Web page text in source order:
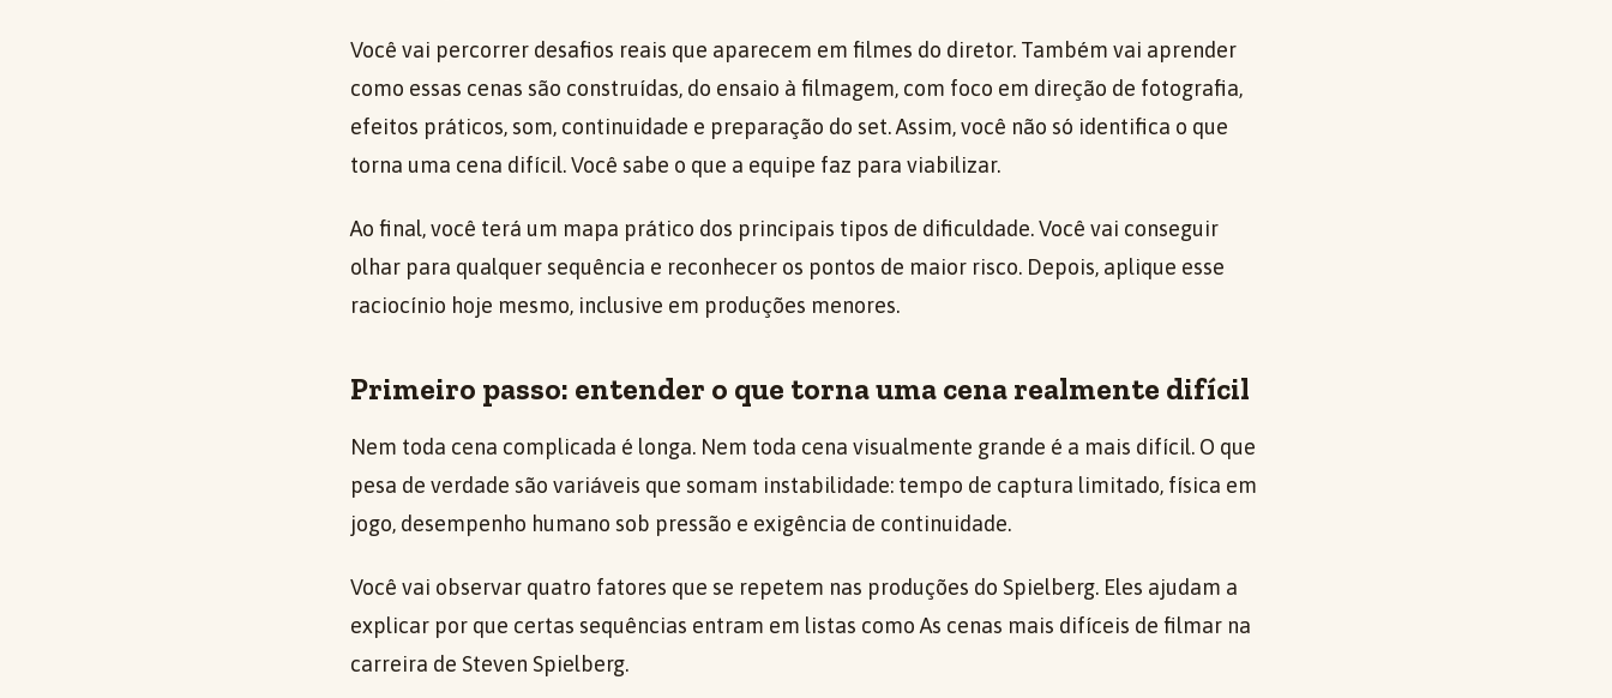
Você vai percorrer desafios reais que aparecem em filmes do diretor. Também vai aprender
como essas cenas são construídas, do ensaio à filmagem, com foco em direção de fotografia,
efeitos práticos, som, continuidade e preparação do set. Assim, você não só identifica o que
torna uma cena difícil. Você sabe o que a equipe faz para viabilizar.
Ao final, você terá um mapa prático dos principais tipos de dificuldade. Você vai conseguir
olhar para qualquer sequência e reconhecer os pontos de maior risco. Depois, aplique esse
raciocínio hoje mesmo, inclusive em produções menores.
Primeiro passo: entender o que torna uma cena realmente difícil
Nem toda cena complicada é longa. Nem toda cena visualmente grande é a mais difícil. O que
pesa de verdade são variáveis que somam instabilidade: tempo de captura limitado, física em
jogo, desempenho humano sob pressão e exigência de continuidade.
Você vai observar quatro fatores que se repetem nas produções do Spielberg. Eles ajudam a
explicar por que certas sequências entram em listas como As cenas mais difíceis de filmar na
carreira de Steven Spielberg.